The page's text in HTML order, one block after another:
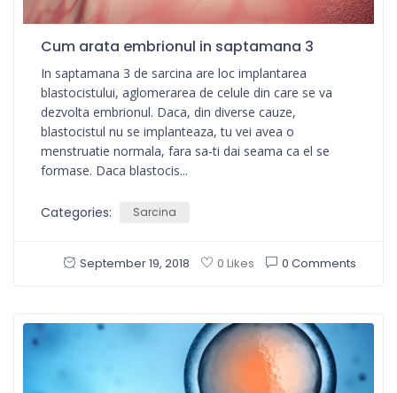
Cum arata embrionul in saptamana 3
In saptamana 3 de sarcina are loc implantarea
blastocistului, aglomerarea de celule din care se va
dezvolta embrionul. Daca, din diverse cauze,
blastocistul nu se implanteaza, tu vei avea o
menstruatie normala, fara sa-ti dai seama ca el se
formase. Daca blastocis...
Categories: Sarcina
September 19, 2018 0 Likes 0 Comments